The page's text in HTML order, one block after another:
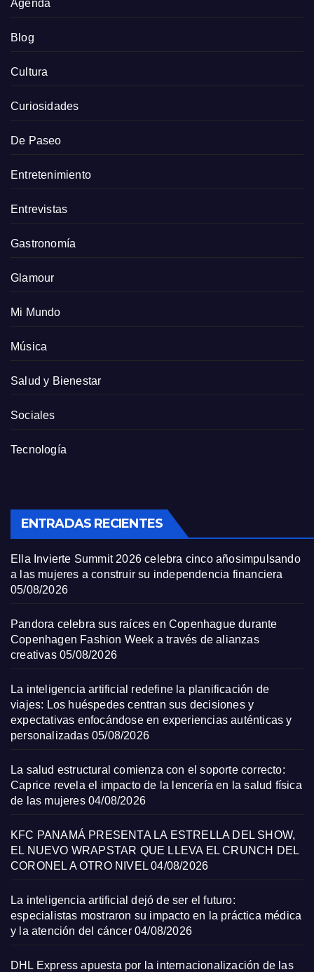
Agenda
Blog
Cultura
Curiosidades
De Paseo
Entretenimiento
Entrevistas
Gastronomía
Glamour
Mi Mundo
Música
Salud y Bienestar
Sociales
Tecnología
ENTRADAS RECIENTES
Ella Invierte Summit 2026 celebra cinco añosimpulsando
a las mujeres a construir su independencia financiera
05/08/2026
Pandora celebra sus raíces en Copenhague durante
Copenhagen Fashion Week a través de alianzas
creativas 05/08/2026
La inteligencia artificial redefine la planificación de
viajes: Los huéspedes centran sus decisiones y
expectativas enfocándose en experiencias auténticas y
personalizadas 05/08/2026
La salud estructural comienza con el soporte correcto:
Caprice revela el impacto de la lencería en la salud física
de las mujeres 04/08/2026
KFC PANAMÁ PRESENTA LA ESTRELLA DEL SHOW,
EL NUEVO WRAPSTAR QUE LLEVA EL CRUNCH DEL
CORONEL A OTRO NIVEL 04/08/2026
La inteligencia artificial dejó de ser el futuro:
especialistas mostraron su impacto en la práctica médica
y la atención del cáncer 04/08/2026
DHL Express apuesta por la internacionalización de las